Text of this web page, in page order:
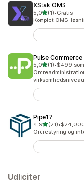
XStak OMS
5,0ud af 5 stjerner
(1)
1 anmeldelser i alt
•Gratis
Komplet OMS-
Pulse Commerce
5,0ud af 5 stjerner
(1)
1 anmeldelser i alt
•$499
virksomhedsniveau
Pipe17
4,9ud af 5 stjerner
(21)
21 anmeldelser i alt
•
Ordrestyring og
Udliciter